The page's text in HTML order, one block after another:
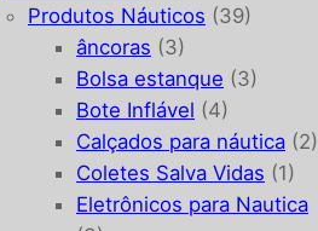
Produtos Náuticos (39)
âncoras (3)
Bolsa estanque (3)
Bote Inflável (4)
Calçados para náutica (2)
Coletes Salva Vidas (1)
Eletrônicos para Nautica